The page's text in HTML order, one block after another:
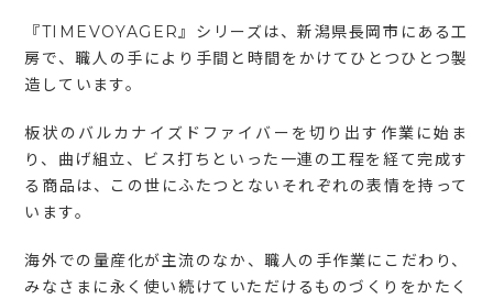
『TIMEVOYAGER』シリーズは、新潟県長岡市にある工
房で、職人の手により手間と時間をかけてひとつひとつ製
造しています。
板状のバルカナイズドファイバーを切り出す作業に始ま
り、曲げ組立、ビス打ちといった一連の工程を経て完成す
る商品は、この世にふたつとないそれぞれの表情を持って
います。
海外での量産化が主流のなか、職人の手作業にこだわり、
みなさまに永く使い続けていただけるものづくりをかたく